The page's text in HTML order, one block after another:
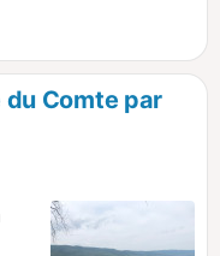
si les montées sont
bien que parfois
du Comte par